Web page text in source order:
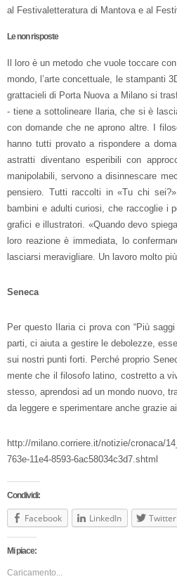
al Festivaletteratura di Mantova e al
Le non risposte
Il loro è un metodo che vuole toccare
mondo, l’arte concettuale, le stampanti
grattacieli di Porta Nuova a Milano si
- tiene a sottolineare Ilaria, che si è
con domande che ne aprono altre. I
hanno tutti provato a rispondere a
astratti diventano esperibili con
manipolabili, servono a disinnescare
pensiero. Tutti raccolti in «Tu chi
bambini e adulti curiosi, che raccoglie i
grafici e illustratori. «Quando devo
loro reazione è immediata, lo
lasciarsi meravigliare. Un lavoro molto
Seneca
Per questo Ilaria ci prova con “Più
parti, ci aiuta a gestire le debolezze,
sui nostri punti forti. Perché proprio
mente che il filosofo latino, costretto a
stesso, aprendosi ad un mondo nuovo,
da leggere e sperimentare anche grazie
http://milano.corriere.it/notizie/cronaca/
763e-11e4-8593-6ac58034c3d7.shtml
Condividi:
Facebook LinkedIn Twitter
Mi piace:
Caricamento...